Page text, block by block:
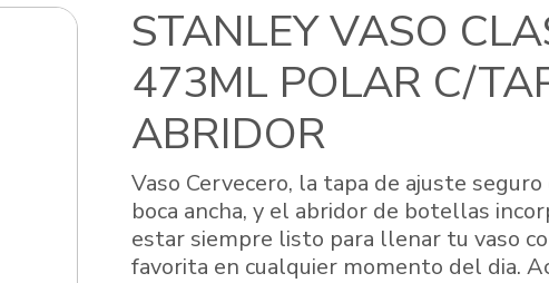
STANLEY VASO
473ML POLAR C/
ABRIDOR
Vaso Cervecero, la tapa de ajuste
boca ancha, y el abridor de botellas
estar siempre listo para llenar tu vaso
favorita en cualquier momento del dia.